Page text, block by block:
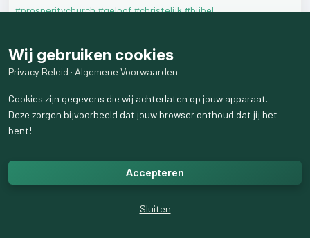
#prosperitychurch#geloof#christelijk#bijbel
14weergaven
Wij gebruiken cookies
Privacy Beleid · Algemene Voorwaarden
Cookies zijn gegevens die wij achterlaten op jouw apparaat.
Deze zorgen bijvoorbeeld dat jouw browser onthoud dat jij het
bent!
Accepteren
Sluiten